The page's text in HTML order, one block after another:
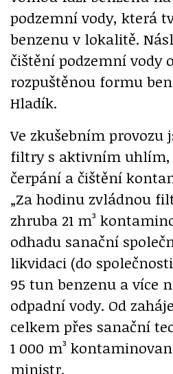
podzemní vody, která
benzenu v lokalitě.
čištění podzemní vody
rozpuštěnou formu
Hladík.
Ve zkušebním provozu
filtry s aktivním uhlím,
čerpání a čištění
„Za hodinu zvládnou
zhruba 21 m³
odhadu sanační
likvidaci (do
95 tun benzenu a více
odpadní vody. Od
celkem přes sanační
1 000 m³
ministr.